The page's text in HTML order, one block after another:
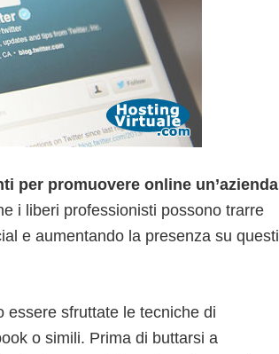
per promuovere online un’azienda
i liberi professionisti possono trarre
e aumentando la presenza su questi
essere sfruttate le tecniche di
o simili. Prima di buttarsi a